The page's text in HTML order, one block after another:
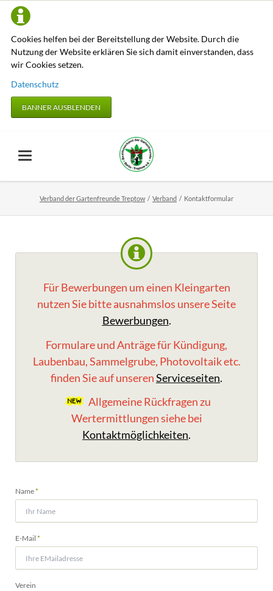
Cookies helfen bei der Bereitstellung der Website. Durch die
Nutzung der Website erklären Sie sich damit einverstanden, dass
wir Cookies setzen.
Datenschutz
BANNER AUSBLENDEN
Verband der Gartenfreunde Treptow Verband Kontaktformular
Für Bewerbungen um einen Kleingarten
nutzen Sie bitte ausnahmslos unsere Seite
Bewerbungen.
Formulare und Anträge für Kündigung,
Laubenbau, Sammelgrube, Photovoltaik etc.
finden Sie auf unserenServiceseiten.
Allgemeine Rückfragen zu
Wertermittlungen siehe bei
Kontaktmöglichkeiten.
Pflichtfeld
Name*
Pflichtfeld
E-Mail *
Verein